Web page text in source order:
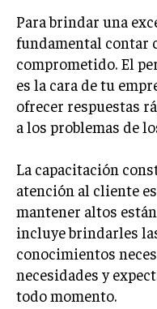
TECNOLOGIA
SOSTENIBILIDAD
GESTIÓN DE LA
ANALÍTICA
INTELLIGENCE
ESTRATEGIA
GESTIÓN DEL
NEGOCIACIÓN Y
Para brindar una
fundamental contar
comprometido. El
es la cara de tu
ofrecer respuestas
a los problemas de
La capacitación
atención al cliente
mantener altos
incluye brindarles
conocimientos
necesidades y
todo momento.